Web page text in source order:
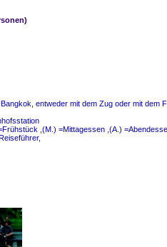
entweder mit dem Zug oder mit dem
,(M.) =Mittagessen ,(A.)